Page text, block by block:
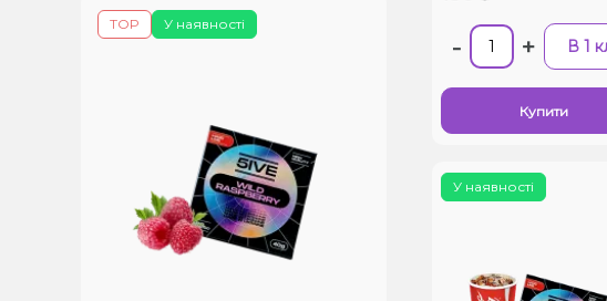
У наявності
TOP
- + В 1
Купити
У наявності